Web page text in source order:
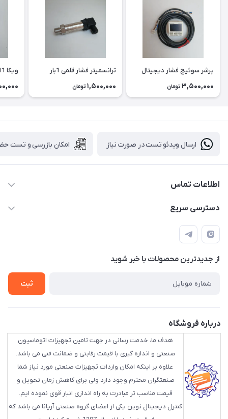
پرشر سوئیچ فشار دیجیتال
3,500,000 تومان
ترانسمیتر فشار قلمی 1بار
1,500,000 تومان
ویکا S-11
ارسال ویدئو تست در صورت نیاز امکان بازرسی و تست
اطلاعات تماس
88843088 - 88843137 - 88843025 - 88848075
info@HLCgroup.ir
تهران، بهار جنوبی، کوچه خوشدل، پلاک 1، طبقه 4
دسترسی سریع
حساب کاربری
لیست محصولات
تماس با ما
از جدید‌ترین محصولات با‌ خبر شوید
ثبت
درباره فروشگاه
هدف ما، خدمت رسانی در جهت تامین تجهیزات اتوماسیون
صنعتی و اندازه گیری با قیمت رقابتی و ضمانت فنی می باشد.
علاوه بر اینکه امکان واردات تجهیزات صنعتی مورد نیاز شما
صنعتگران محترم وجود دارد ولی برای کاهش زمان تحویل و
قیمت مناسب تر مبادرت به راه اندازی انبار قوی نموده ایم.
کنترل دیجیتال نوین یکی از اعضای گروه صنعتی آریانا می باشد که